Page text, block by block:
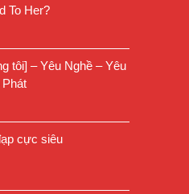
To Her?
tôi] – Yêu Nghề – Yêu
cực siêu